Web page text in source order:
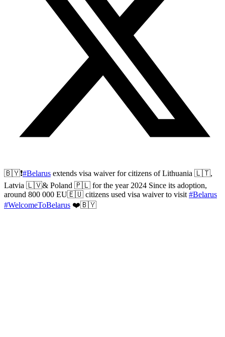
🇧🇾❗️#Belarus extends visa waiver for citizens of Lithuania 🇱🇹,
Latvia 🇱🇻& Poland 🇵🇱 for the year 2024 Since its adoption,
around 800 000 EU🇪🇺 citizens used visa waiver to visit #Belarus
#WelcomeToBelarus ❤️🇧🇾